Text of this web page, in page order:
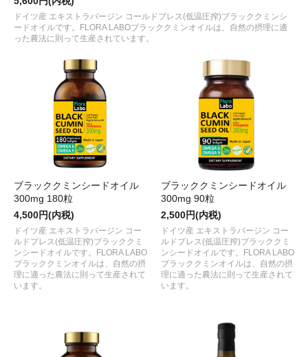
ドイツ産 エキストラバージン コールドプレス(低温圧搾)ブラッククミンシ
ードオイルです。FLORA LABOブラッククミンオイルは、自然の摂理に適
った農法に則って生産されています。
ブラッククミンシードオイル
300mg 180粒
4,500円(内税)
ドイツ産 エキストラバージン コー
ルドプレス(低温圧搾)ブラッククミ
ンシードオイルです。FLORA LABO
ブラッククミンオイルは、自然の摂
理に適った農法に則って生産されて
います。
ブラッククミンシードオイル
300mg 90粒
2,500円(内税)
ドイツ産 エキストラバージン コー
ルドプレス(低温圧搾)ブラッククミ
ンシードオイルです。FLORA LABO
ブラッククミンオイルは、自然の摂
理に適った農法に則って生産されて
います。